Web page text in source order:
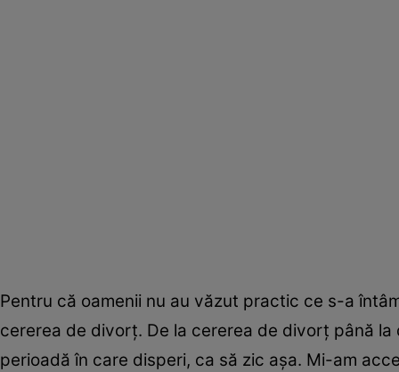
Pentru că oamenii nu au văzut practic ce s-a
cererea de divorț. De la cererea de divorț până
perioadă în care disperi, ca să zic așa. Mi-am